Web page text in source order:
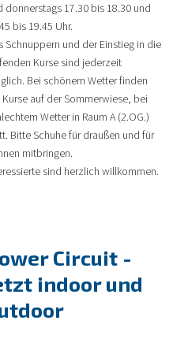
donnerstags 17.30 bis 18.30 und
bis 19.45 Uhr.
Schnuppern und der Einstieg in die
Kurse sind jederzeit
Bei schönem Wetter finden
auf der Sommerwiese, bei
Wetter in Raum A (2.OG.)
Bitte Schuhe für draußen und für
mitbringen.
sind herzlich willkommen.
Circuit -
indoor und